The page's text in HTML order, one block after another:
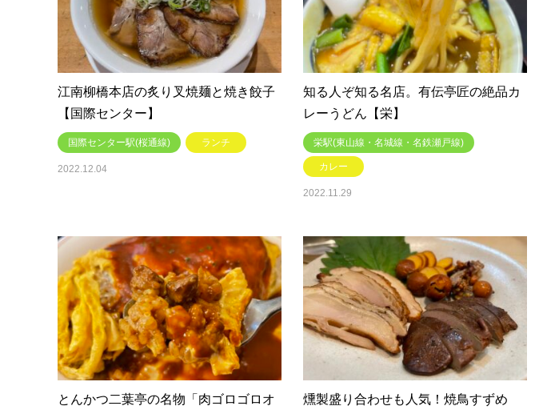
江南柳橋本店の炙り叉焼麺と焼き餃子
【国際センター】
国際センター駅(桜通線) ランチ
2022.12.04
知る人ぞ知る名店。有伝亭匠の絶品カ
レーうどん【栄】
栄駅(東山線・名城線・名鉄瀬戸線)
カレー
2022.11.29
とんかつ二葉亭の名物「肉ゴロゴロオ
燻製盛り合わせも人気！焼鳥すずめ